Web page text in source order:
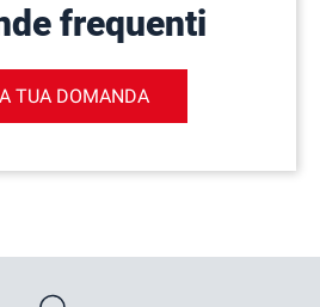
frequenti
TUA DOMANDA